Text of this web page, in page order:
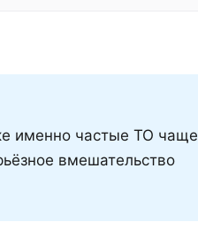
именно частые ТО чаще
вмешательство